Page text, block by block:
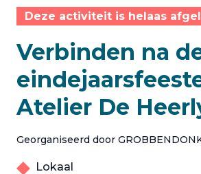
Deze activiteit is helaas
Verbinden na
Atelier De
Georganiseerd door
Lokaal